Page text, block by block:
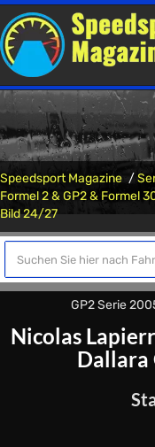
Speedsport Magazine
Formel 2 & GP2 & Formel
Bild 24/27
GP2 Serie
Nicolas
Dallara